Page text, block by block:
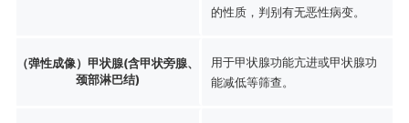
的性质，判别有无恶性病变。
（弹性成像）甲状腺(含甲状旁腺、
颈部淋巴结)
用于甲状腺功能亢进或甲状腺功
能减低等筛查。